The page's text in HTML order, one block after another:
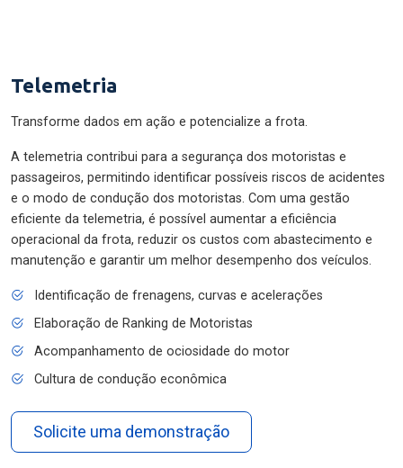
Telemetria
Transforme dados em ação e potencialize a frota.
A telemetria contribui para a segurança dos motoristas e
passageiros, permitindo identificar possíveis riscos de acidentes
e o modo de condução dos motoristas. Com uma gestão
eficiente da telemetria, é possível aumentar a eficiência
operacional da frota, reduzir os custos com abastecimento e
manutenção e garantir um melhor desempenho dos veículos.
Identificação de frenagens, curvas e acelerações
Elaboração de Ranking de Motoristas
Acompanhamento de ociosidade do motor
Cultura de condução econômica
Solicite uma demonstração